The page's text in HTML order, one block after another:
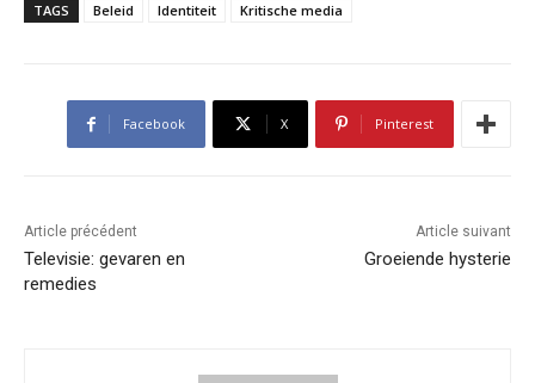
TAGS Beleid Identiteit Kritische media
Facebook X Pinterest
Article précédent
Televisie: gevaren en
remedies
Article suivant
Groeiende hysterie